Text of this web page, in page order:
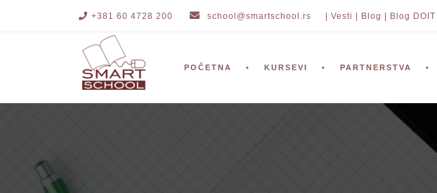
+381 60 4728 200 school@smartschool.rs | Vesti | Blog | Blog DOIT |
POČETNA KURSEVI PARTNERSTVA